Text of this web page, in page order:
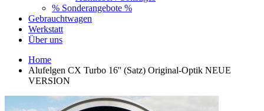
% Sonderangebote %
Gebrauchtwagen
Werkstatt
Über uns
Home
Alufelgen CX Turbo 16'' (Satz) Original-Optik NEUE
VERSION